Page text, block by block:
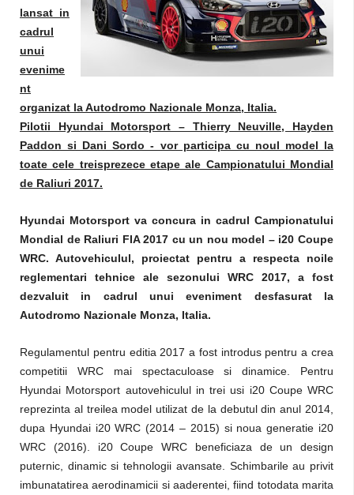
lansat in
cadrul
unui
evenime
nt
organizat la Autodromo Nazionale Monza, Italia.
Pilotii Hyundai Motorsport – Thierry Neuville, Hayden
Paddon si Dani Sordo - vor participa cu noul model la
toate cele treisprezece etape ale Campionatului Mondial
de Raliuri 2017.
Hyundai Motorsport va concura in cadrul Campionatului
Mondial de Raliuri FIA 2017 cu un nou model – i20 Coupe
WRC. Autovehiculul, proiectat pentru a respecta noile
reglementari tehnice ale sezonului WRC 2017, a fost
dezvaluit in cadrul unui eveniment desfasurat la
Autodromo Nazionale Monza, Italia.
Regulamentul pentru editia 2017 a fost introdus pentru a crea
competitii WRC mai spectaculoase si dinamice. Pentru
Hyundai Motorsport autovehiculul in trei usi i20 Coupe WRC
reprezinta al treilea model utilizat de la debutul din anul 2014,
dupa Hyundai i20 WRC (2014 – 2015) si noua generatie i20
WRC (2016). i20 Coupe WRC beneficiaza de un design
puternic, dinamic si tehnologii avansate. Schimbarile au privit
imbunatatirea aerodinamicii si aaderentei, fiind totodata marita